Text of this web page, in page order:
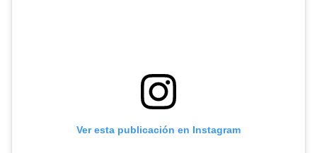
Ver esta publicación en Instagram